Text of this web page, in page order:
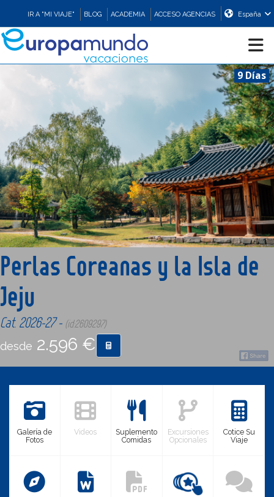
IR A "MI VIAJE" BLOG ACADEMIA ACCESO AGENCIAS España
ASIA
ORIENTE
PROMOCIONES
COMPRAR
9 Días
Perlas Coreanas y la Isla de
Jeju
Cat. 2026-27 - (id:2609297)
desde 2.596 €
Galería de
Fotos
Videos
Suplemento
Comidas
Excursiones
Opcionales
Cotice Su
Viaje